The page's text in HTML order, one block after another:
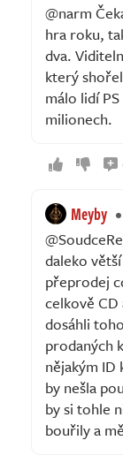
@narm
hra roku,
dva.
který
málo lidí
milionech.
Meyby
daleko
přeprodej
celkově
dosáhli
prodaných
nějakým ID
by nešla
by si tohle
bouřily a